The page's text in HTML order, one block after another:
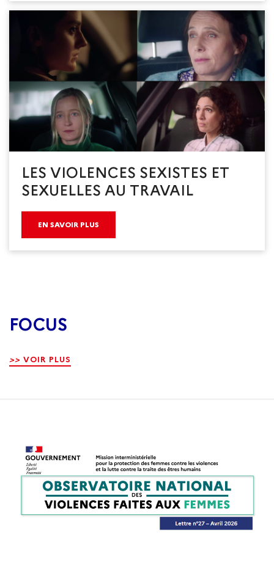
LES VIOLENCES SEXISTES ET
SEXUELLES AU TRAVAIL
EN SAVOIR PLUS
FOCUS
>> VOIR PLUS